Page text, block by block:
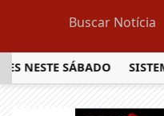
SÁBADO SISTEMA